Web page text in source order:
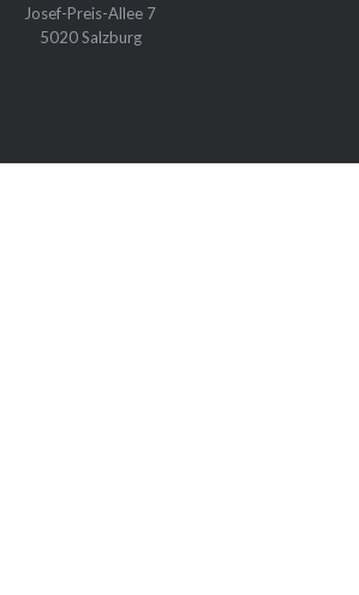
Josef-Preis-Allee 7
5020 Salzburg